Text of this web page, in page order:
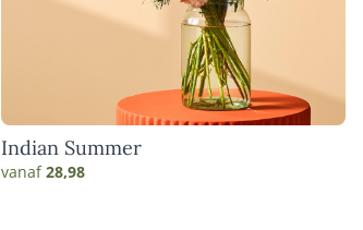
Indian Summer
vanaf28,98